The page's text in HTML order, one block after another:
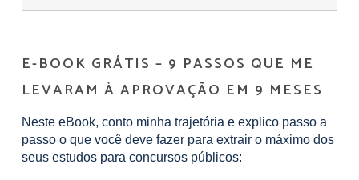
E-BOOK GRÁTIS – 9 PASSOS QUE ME
LEVARAM À APROVAÇÃO EM 9 MESES
Neste eBook, conto minha trajetória e explico passo a
passo o que você deve fazer para extrair o máximo dos
seus estudos para concursos públicos: